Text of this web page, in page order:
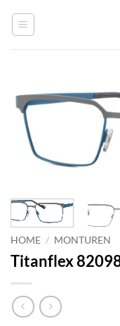
naar
HOME / MONTUREN
Titanflex